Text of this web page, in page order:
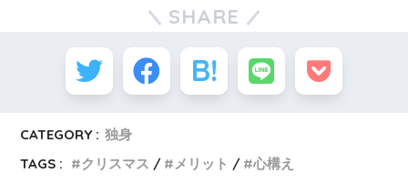
SHARE
CATEGORY : 独身
TAGS :
クリスマス メリット 心構え